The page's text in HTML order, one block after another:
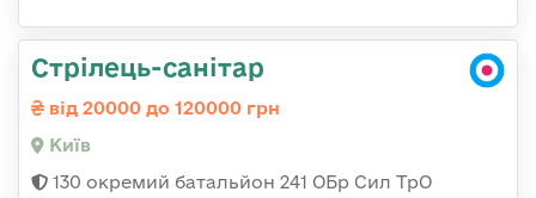
Стрілець-санітар
від 20000 до 120000 грн
Київ
130 окремий батальйон 241 ОБр Сил ТрО